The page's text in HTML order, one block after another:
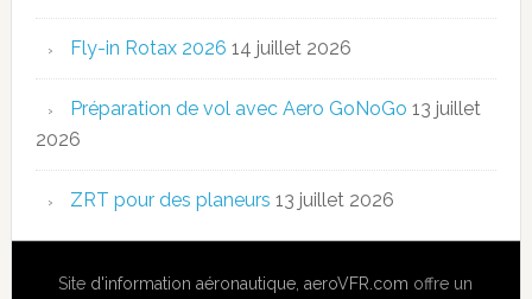
Fly-in Rotax 2026 14 juillet 2026
Préparation de vol avec Aero GoNoGo 13 juillet
2026
ZRT pour des planeurs 13 juillet 2026
Site d'information aéronautique ,aeroVFR.com offre un